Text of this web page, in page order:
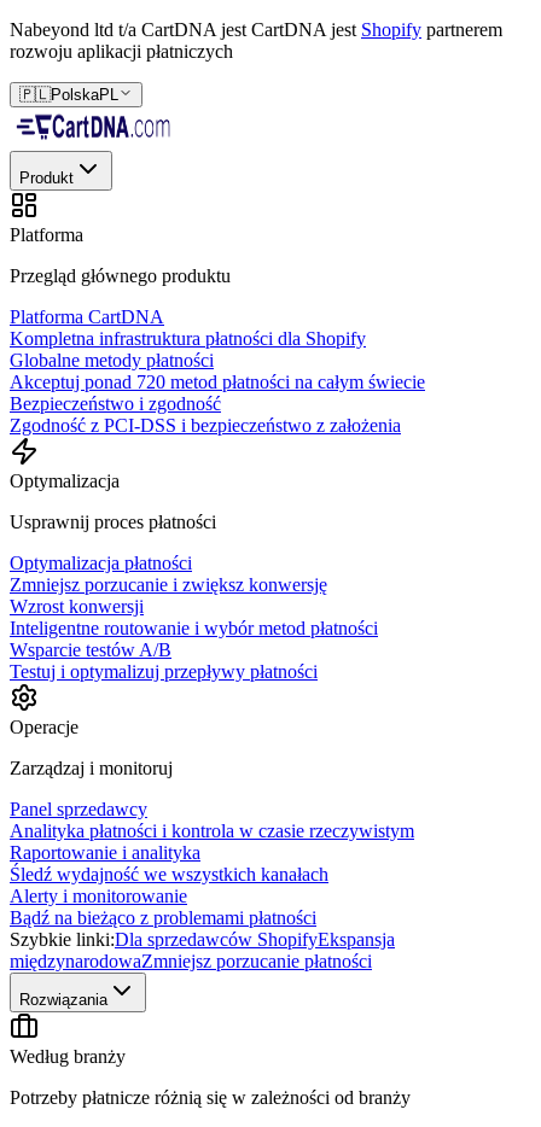
Nabeyond ltd t/a CartDNA jest CartDNA jest Shopify partnerem
rozwoju aplikacji płatniczych
🇵🇱PolskaPL
Produkt
Platforma
Przegląd głównego produktu
Platforma CartDNA
Kompletna infrastruktura płatności dla Shopify
Globalne metody płatności
Akceptuj ponad 720 metod płatności na całym świecie
Bezpieczeństwo i zgodność
Zgodność z PCI-DSS i bezpieczeństwo z założenia
Optymalizacja
Usprawnij proces płatności
Optymalizacja płatności
Zmniejsz porzucanie i zwiększ konwersję
Wzrost konwersji
Inteligentne routowanie i wybór metod płatności
Wsparcie testów A/B
Testuj i optymalizuj przepływy płatności
Operacje
Zarządzaj i monitoruj
Panel sprzedawcy
Analityka płatności i kontrola w czasie rzeczywistym
Raportowanie i analityka
Śledź wydajność we wszystkich kanałach
Alerty i monitorowanie
Bądź na bieżąco z problemami płatności
Szybkie linki:Dla sprzedawców ShopifyEkspansja
międzynarodowaZmniejsz porzucanie płatności
Rozwiązania
Według branży
Potrzeby płatnicze różnią się w zależności od branży